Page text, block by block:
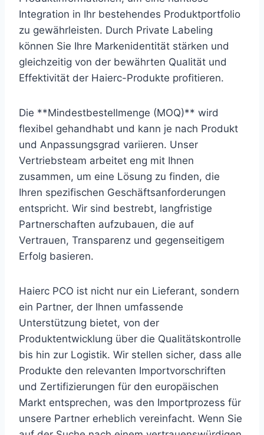
Integration in Ihr bestehendes Produktportfolio
zu gewährleisten. Durch Private Labeling
können Sie Ihre Markenidentität stärken und
gleichzeitig von der bewährten Qualität und
Effektivität der Haierc-Produkte profitieren.
Die **Mindestbestellmenge (MOQ)** wird
flexibel gehandhabt und kann je nach Produkt
und Anpassungsgrad variieren. Unser
Vertriebsteam arbeitet eng mit Ihnen
zusammen, um eine Lösung zu finden, die
Ihren spezifischen Geschäftsanforderungen
entspricht. Wir sind bestrebt, langfristige
Partnerschaften aufzubauen, die auf
Vertrauen, Transparenz und gegenseitigem
Erfolg basieren.
Haierc PCO ist nicht nur ein Lieferant, sondern
ein Partner, der Ihnen umfassende
Unterstützung bietet, von der
Produktentwicklung über die Qualitätskontrolle
bis hin zur Logistik. Wir stellen sicher, dass alle
Produkte den relevanten Importvorschriften
und Zertifizierungen für den europäischen
Markt entsprechen, was den Importprozess für
unsere Partner erheblich vereinfacht. Wenn Sie